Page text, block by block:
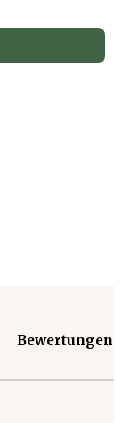
Bewertungen